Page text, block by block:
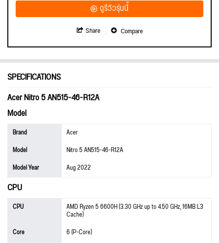
ดูรีวิวรุ่นนี้
Share Compare
SPECIFICATIONS
Acer Nitro 5 AN515-46-R12A
Model
Brand
Acer
Model
Nitro 5 AN515-46-R12A
Model Year
Aug 2022
CPU
CPU AMD Ryzen 5 6600H (3.30 GHz up to 4.50 GHz, 16MB L3
Cache)
Core
6 (P-Core)